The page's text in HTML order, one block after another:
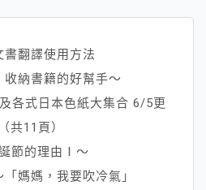
書翻譯使用方法
收納書籍的好幫手～
各式日本色紙大集合 6/5更
共11頁）
節的理由Ⅰ～
媽媽，我要吹冷氣」